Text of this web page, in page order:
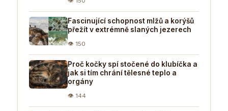
Fascinující schopnost mlžů a korýšů
přežít v extrémně slaných jezerech
👁 150
Proč kočky spí stočené do klubíčka a
jak si tím chrání tělesné teplo a
orgány
👁 144